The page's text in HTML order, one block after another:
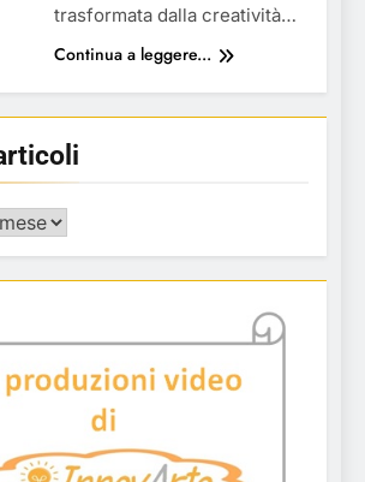
trasformata dalla creatività…
Continua a leggere...